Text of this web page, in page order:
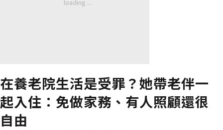
在養老院生活是受罪？她帶老伴一
起入住：免做家務、有人照顧還很
自由